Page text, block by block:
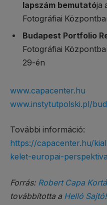
lapszám bemutatója
Fotográfiai
Budapest Portfolio
Fotográfiai
29-én
www.capacenter.hu
www.instytutpolski.pl/
További információ:
https://capacenter.hu/
kelet-europai-
Forrás: Robert Capa
továbbította a Helló